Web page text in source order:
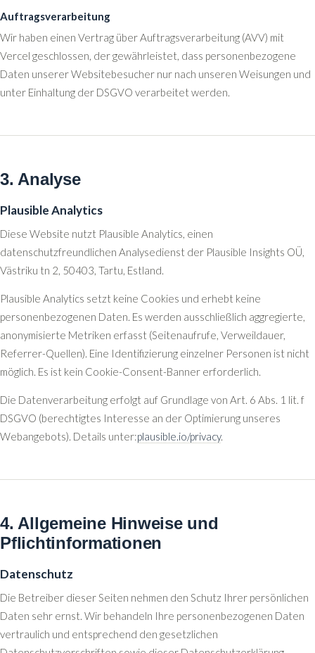
Auftragsverarbeitung
Wir haben einen Vertrag über Auftragsverarbeitung (AVV) mit
Vercel geschlossen, der gewährleistet, dass personenbezogene
Daten unserer Websitebesucher nur nach unseren Weisungen und
unter Einhaltung der DSGVO verarbeitet werden.
3. Analyse
Plausible Analytics
Diese Website nutzt Plausible Analytics, einen
datenschutzfreundlichen Analysedienst der Plausible Insights OÜ,
Västriku tn 2, 50403, Tartu, Estland.
Plausible Analytics setzt keine Cookies und erhebt keine
personenbezogenen Daten. Es werden ausschließlich aggregierte,
anonymisierte Metriken erfasst (Seitenaufrufe, Verweildauer,
Referrer-Quellen). Eine Identifizierung einzelner Personen ist nicht
möglich. Es ist kein Cookie-Consent-Banner erforderlich.
Die Datenverarbeitung erfolgt auf Grundlage von Art. 6 Abs. 1 lit. f
DSGVO (berechtigtes Interesse an der Optimierung unseres
Webangebots). Details unter:plausible.io/privacy.
4. Allgemeine Hinweise und
Pflichtinformationen
Datenschutz
Die Betreiber dieser Seiten nehmen den Schutz Ihrer persönlichen
Daten sehr ernst. Wir behandeln Ihre personenbezogenen Daten
vertraulich und entsprechend den gesetzlichen